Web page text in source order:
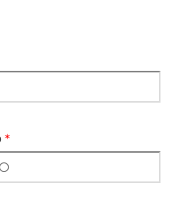
*